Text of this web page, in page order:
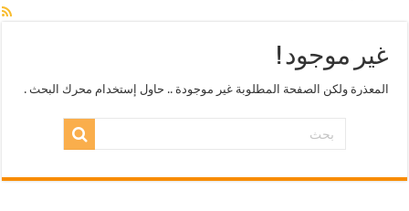
غير موجود !
المعذرة ولكن الصفحة المطلوبة غير موجودة .. حاول إستخدام محرك البحث .